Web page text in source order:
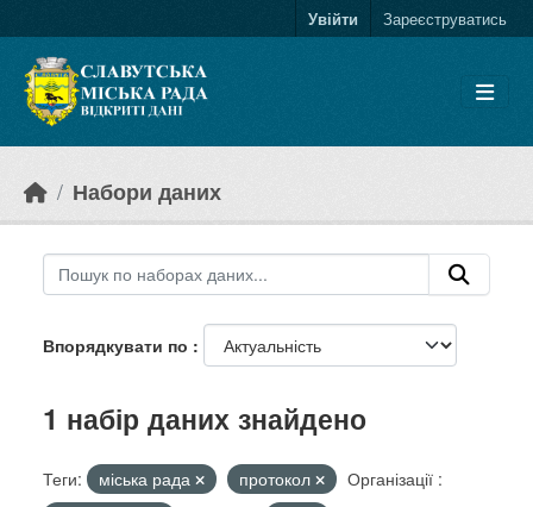
Увійти Зареєструватись
Набори даних
Впорядкувати по
1 набір даних знайдено
Теги: міська рада протокол
Організації :